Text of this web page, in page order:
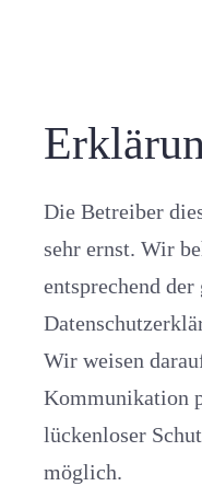
Die Betreiber dieser
sehr ernst. Wir
entsprechend der
Wir weisen darauf hin,
Kommunikation per
lückenloser
möglich.